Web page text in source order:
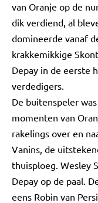
van Oranje op de
dik verdiend, al
domineerde vanaf
krakkemikkige
Depay in de eerste
verdedigers.
De buitenspeler
momenten van
rakelings over en
Vanins, de
thuisploeg. Wesley
Depay op de paal.
eens Robin van